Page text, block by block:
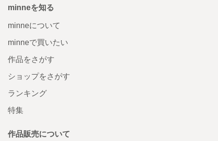
minneを知る
minneについて
minneで買いたい
作品をさがす
ショップをさがす
ランキング
特集
作品販売について